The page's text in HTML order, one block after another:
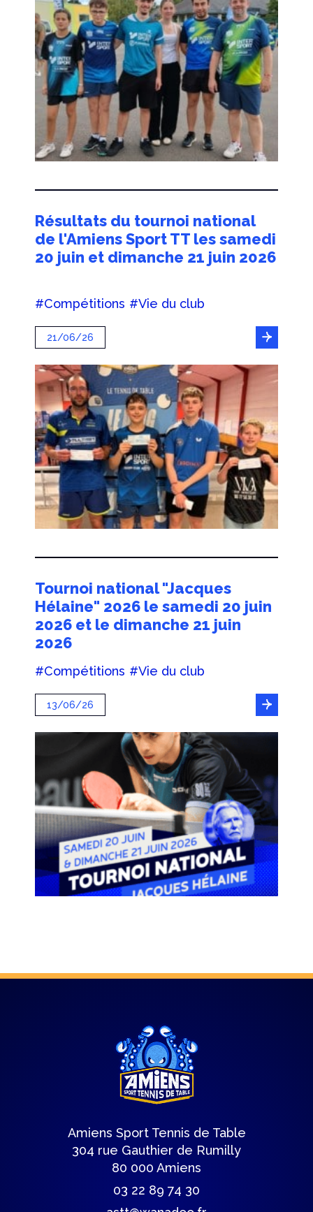
Résultats du tournoi national
de l'Amiens Sport TT les samedi
20 juin et dimanche 21 juin 2026
#Compétitions #Vie du club
21/06/26
Tournoi national "Jacques
Hélaine" 2026 le samedi 20 juin
2026 et le dimanche 21 juin
2026
#Compétitions #Vie du club
13/06/26
Amiens Sport Tennis de Table
304 rue Gauthier de Rumilly
80 000 Amiens
03 22 89 74 30